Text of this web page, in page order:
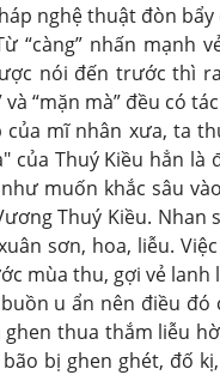
nghệ thuật đòn bẩy
“càng” nhấn mạnh
nói đến trước thì
“mặn mà” đều có
mĩ nhân xưa, ta
Thuý Kiều hẳn là
muốn khắc sâu
Thuý Kiều. Nhan
sơn, hoa, liễu.
mùa thu, gợi vẻ lanh
u ẩn nên điều
thua thắm liễu
bị ghen ghét, đố